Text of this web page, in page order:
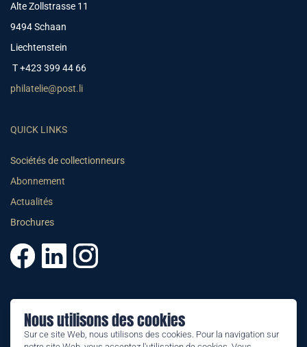
Nous utilisons des cookies
Sur ce site Web, nous utilisons des cookies. Pour la navigation sur
Alte Zollstrasse 11
9494 Schaan
Liechtenstein
T +423 399 44 66
philatelie@post.li
QUICK LINKS
Sociétés de collectionneurs
Abonnement
Actualités
Brochures
© 2025 PHILATELIE LIECHTENSTEIN
CGV